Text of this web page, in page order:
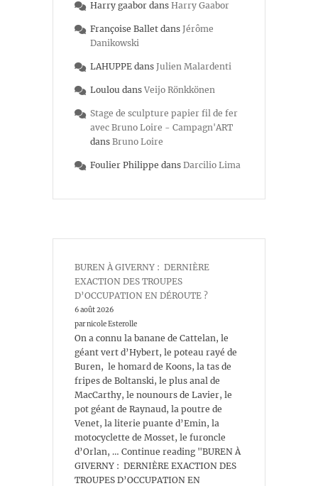
Harry gaabor dans Harry Gaabor
Françoise Ballet dans Jérôme
Danikowski
LAHUPPE dans Julien Malardenti
Loulou dans Veijo Rönkkönen
Stage de sculpture papier fil de fer
avec Bruno Loire - Campagn'ART
dans Bruno Loire
Foulier Philippe dans Darcilio Lima
BUREN À GIVERNY : DERNIÈRE
EXACTION DES TROUPES
D’OCCUPATION EN DÉROUTE ?
6 août 2026
par nicole Esterolle
On a connu la banane de Cattelan, le
géant vert d’Hybert, le poteau rayé de
Buren, le homard de Koons, la tas de
fripes de Boltanski, le plus anal de
MacCarthy, le nounours de Lavier, le
pot géant de Raynaud, la poutre de
Venet, la literie puante d’Emin, la
motocyclette de Mosset, le furoncle
d’Orlan, … Continue reading "BUREN À
GIVERNY : DERNIÈRE EXACTION DES
TROUPES D’OCCUPATION EN